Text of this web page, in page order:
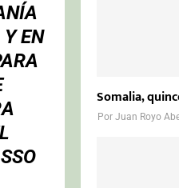
EN
Somalia,
PorJuan Royo